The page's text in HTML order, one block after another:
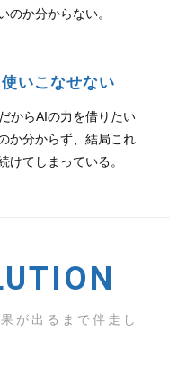
のか分からない。
いこなせない
からAIの力を借りたい
か分からず、結局これ
けてしまっている。
が出るまで伴走し